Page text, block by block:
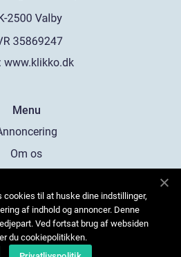
www.klikko.dk
Menu
Om os
Kontakt os
Sitemap
cookies til at huske dine indstillinger,
af indhold og annoncer. Denne
Ved fortsat brug af websiden
du cookiepolitikken.